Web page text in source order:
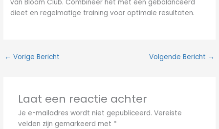
van Bloom Club. Combineer het met een gebalanceerd
dieet en regelmatige training voor optimale resultaten.
← Vorige Bericht Volgende Bericht →
Laat een reactie achter
Je e-mailadres wordt niet gepubliceerd. Vereiste
velden zijn gemarkeerd met *